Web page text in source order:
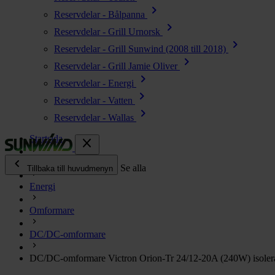
Reservdelar - Bålpanna chevron_right
Reservdelar - Grill Urnorsk chevron_right
Reservdelar - Grill Sunwind (2008 till 2018) chevron_right
Reservdelar - Grill Jamie Oliver chevron_right
Reservdelar - Energi chevron_right
Reservdelar - Vatten chevron_right
Reservdelar - Wallas
chevron_right
close
chevron_left
Tillbaka till huvudmenyn Se alla
Energi
Kök & Gasol
Värme chevron_right
Vatten chevron_right
Startsida
Energi
Omformare
DC/DC-omformare
DC/DC-omformare Victron Orion-Tr 24/12-20A (240W)